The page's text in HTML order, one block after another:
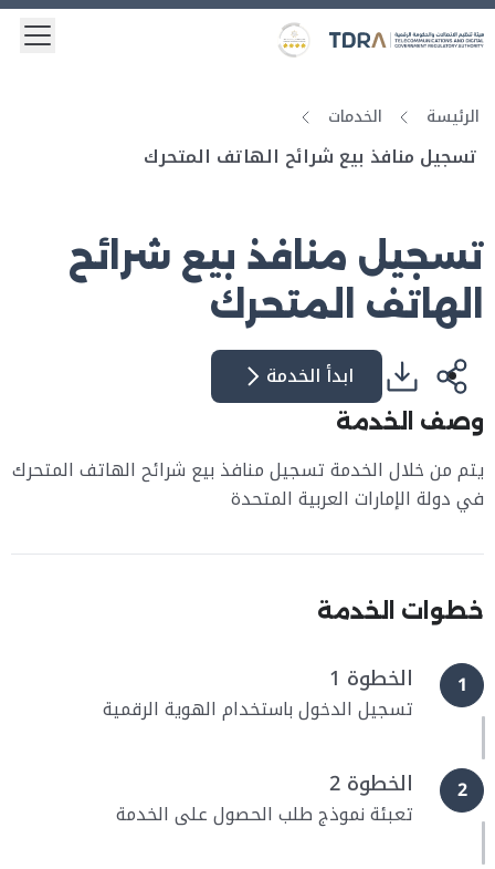
Logo
Gold star Logo
الرئيسة الخدمات
تسجيل منافذ بيع شرائح الهاتف المتحرك
تسجيل منافذ بيع شرائح
الهاتف المتحرك
ابدأ الخدمة
وصف الخدمة
يتم من خلال الخدمة تسجيل منافذ بيع شرائح الهاتف المتحرك
في دولة الإمارات العربية المتحدة
خطوات الخدمة
1 الخطوة 1
تسجيل الدخول باستخدام الهوية الرقمية
2 الخطوة 2
تعبئة نموذج طلب الحصول على الخدمة